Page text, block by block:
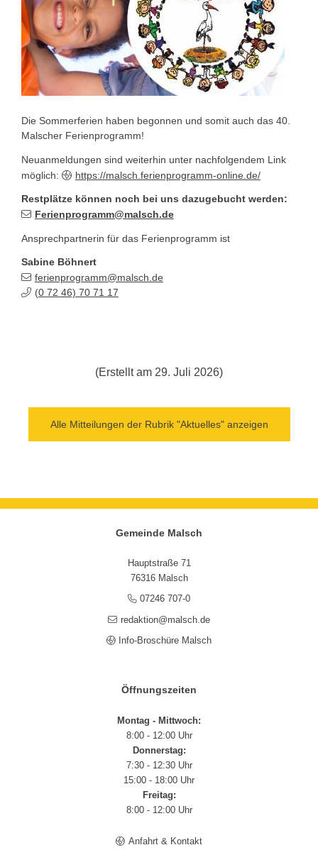
Die Sommerferien haben begonnen und somit auch das 40.
Malscher Ferienprogramm!
Neuanmeldungen sind weiterhin unter nachfolgendem Link
möglich:
https://malsch.ferienprogramm-online.de/
Restplätze können noch bei uns dazugebucht werden:
Ferienprogramm@malsch.de
Ansprechpartnerin für das Ferienprogramm ist
Sabine Böhnert
ferienprogramm@malsch.de
(0 72 46) 70 71 17
(Erstellt am 29. Juli 2026)
Alle Mitteilungen der Rubrik "Aktuelles" anzeigen
Gemeinde Malsch
Hauptstraße 71
76316 Malsch
07246 707-0
redaktion@malsch.de
Info-Broschüre Malsch
Öffnungszeiten
Montag - Mittwoch:
8:00 - 12:00 Uhr
Donnerstag:
7:30 - 12:30 Uhr
15:00 - 18:00 Uhr
Freitag:
8:00 - 12:00 Uhr
Anfahrt & Kontakt